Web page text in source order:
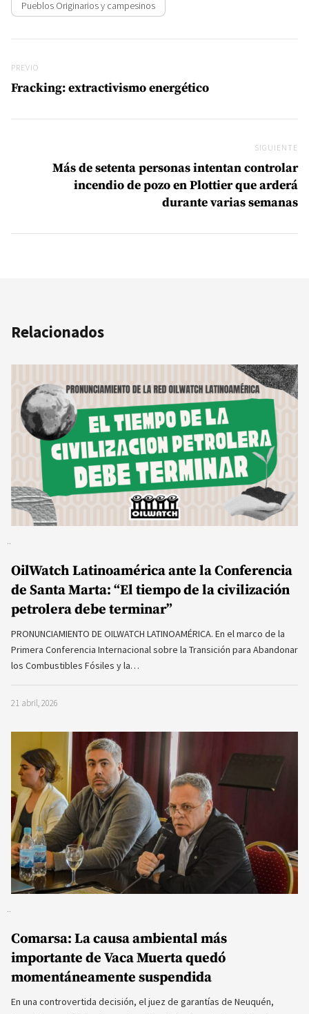
Pueblos Originarios y campesinos
Previo
PREVIO
Fracking: extractivismo energético
SIGUIENTE
Más de setenta personas intentan controlar
incendio de pozo en Plottier que arderá
durante varias semanas
Relacionados
OilWatch Latinoamérica ante la Conferencia
de Santa Marta: “El tiempo de la civilización
petrolera debe terminar”
PRONUNCIAMIENTO DE OILWATCH LATINOAMÉRICA. En el marco de la
Primera Conferencia Internacional sobre la Transición para Abandonar
los Combustibles Fósiles y la…
21 abril, 2026
Comarsa: La causa ambiental más
importante de Vaca Muerta quedó
momentáneamente suspendida
En una controvertida decisión, el juez de garantías de Neuquén,